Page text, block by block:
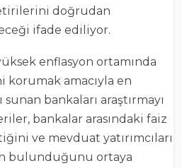
doğrudan
ifade ediliyor.
enflasyon ortamında
amacıyla en
sunan bankaları araştırmayı
bankalar arasındaki faiz
ve mevduat yatırımcıları
bulunduğunu ortaya